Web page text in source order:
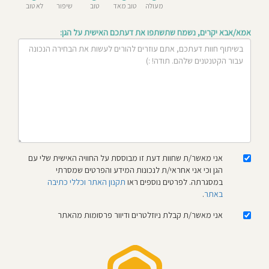
מעולה טוב מאד טוב
שיפור
לא טוב
אמא/אבא יקרים, נשמח שתשתפו את דעתכם האישית על הגן:
אני מאשר/ת שחוות דעת זו מבוססת על החוויה האישית שלי עם
הגן וכי אני אחראי/ת לנכונות המידע והפרטים שמסרתי
במסגרתה. לפרטים נוספים ראו תקנון האתר וכללי כתיבה
באתר.
אני מאשר/ת קבלת ניוזלטרים ודיוור פרסומות מהאתר